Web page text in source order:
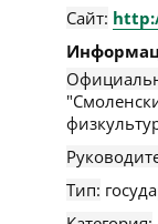
Сайт:
Тип: